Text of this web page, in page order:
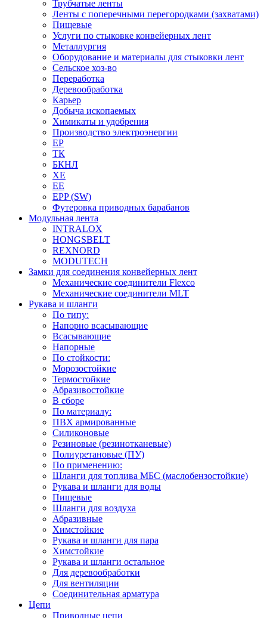
Трубчатые ленты
Ленты с поперечными перегородками (захватами)
Пищевые
Услуги по стыковке конвейерных лент
Металлургия
Оборудование и материалы для стыковки лент
Сельское хоз-во
Переработка
Деревообработка
Карьер
Добыча ископаемых
Химикаты и удобрения
Производство электроэнергии
EP
ТК
БКНЛ
XE
EE
EPP (SW)
Футеровка приводных барабанов
Модульная лента
INTRALOX
HONGSBELT
REXNORD
MODUTECH
Замки для соединения конвейерных лент
Механические соединители Flexco
Механические соединители MLT
Рукава и шланги
По типу:
Напорно всасывающие
Всасывающие
Напорные
По стойкости:
Морозостойкие
Термостойкие
Абразивостойкие
В сборе
По материалу:
ПВХ армированные
Силиконовые
Резиновые (резинотканевые)
Полиуретановые (ПУ)
По применению:
Шланги для топлива МБС (маслобензостойкие)
Рукава и шланги для воды
Пищевые
Шланги для воздуха
Абразивные
Химстойкие
Рукава и шланги для пара
Химстойкие
Рукава и шланги остальное
Для деревообработки
Для вентиляции
Соединительная арматура
Цепи
Приводные цепи